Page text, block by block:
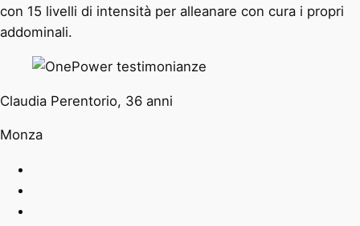
con 15 livelli di intensità per alleanare con cura i propri
addominali.
Claudia Perentorio, 36 anni
Monza